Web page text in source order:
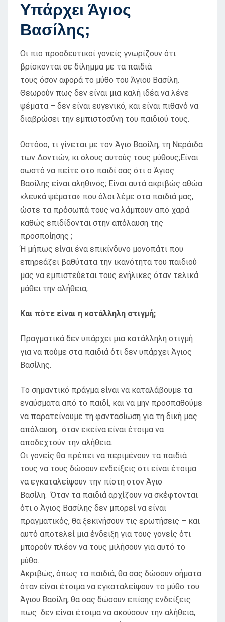
Υπάρχει Άγιος
Βασίλης;
Οι πιο προοδευτικοί γονείς γνωρίζουν ότι
βρίσκονται σε δίλημμα με τα παιδιά
τους όσον αφορά το μύθο του Άγιου Βασίλη.
Θεωρούν πως δεν είναι μια καλή ιδέα να λένε
ψέματα – δεν είναι ευγενικό, και είναι πιθανό να
διαβρώσει την εμπιστοσύνη του παιδιού τους.
Ωστόσο, τι γίνεται με τον Άγιο Βασίλη, τη Νεράιδα
των Δοντιών, κι όλους αυτούς τους μύθους;Είναι
σωστό να πείτε στο παιδί σας ότι ο Άγιος
Βασίλης είναι αληθινός; Είναι αυτά ακριβώς αθώα
«λευκά ψέματα» που όλοι λέμε στα παιδιά μας,
ώστε τα πρόσωπά τους να λάμπουν από χαρά
καθώς επιδίδονται στην απόλαυση της
προσποίησης ;
Ή μήπως είναι ένα επικίνδυνο μονοπάτι που
επηρεάζει βαθύτατα την ικανότητα του παιδιού
μας να εμπιστεύεται τους ενήλικες όταν τελικά
μάθει την αλήθεια;
Και πότε είναι η κατάλληλη στιγμή;
Πραγματικά δεν υπάρχει μια κατάλληλη στιγμή
για να πούμε στα παιδιά ότι δεν υπάρχει Άγιος
Βασίλης.
Το σημαντικό πράγμα είναι να καταλάβουμε τα
εναύσματα από το παιδί, και να μην προσπαθούμε
να παρατείνουμε τη φαντασίωση για τη δική μας
απόλαυση, όταν εκείνα είναι έτοιμα να
αποδεχτούν την αλήθεια.
Οι γονείς θα πρέπει να περιμένουν τα παιδιά
τους να τους δώσουν ενδείξεις ότι είναι έτοιμα
να εγκαταλείψουν την πίστη στον Άγιο
Βασίλη. Όταν τα παιδιά αρχίζουν να σκέφτονται
ότι ο Άγιος Βασίλης δεν μπορεί να είναι
πραγματικός, θα ξεκινήσουν τις ερωτήσεις – και
αυτό αποτελεί μια ένδειξη για τους γονείς ότι
μπορούν πλέον να τους μιλήσουν για αυτό το
μύθο.
Ακριβώς, όπως τα παιδιά, θα σας δώσουν σήματα
όταν είναι έτοιμα να εγκαταλείψουν το μύθο του
Άγιου Βασίλη, θα σας δώσουν επίσης ενδείξεις
πως δεν είναι έτοιμα να ακούσουν την αλήθεια,